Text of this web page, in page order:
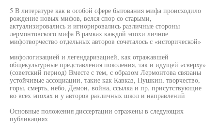
5 В литературе как в особой сфере бытования мифа происходило
рождение новых мифов, велся спор со старыми,
актуализировались и игнорировались различные стороны
лермонтовского мифа В рамках каждой эпохи личное
мифотворчество отдельных авторов сочеталось с «исторической»
мифологизацией и легендаризацией, как отражавшей
общекультурные представления поколения, так и идущей «сверху»
(советский период) Вместе с тем, с образом Лермонтова связаны
устойчивые ассоциации, такие как Кавказ, Пушкин, творчество,
горы, смерть, небо, Демон, война, ссылка и пр, присутствующие
во всех эпохах и у авторов различных школ и направлений
Основные положения диссертации отражены в следующих
публикациях